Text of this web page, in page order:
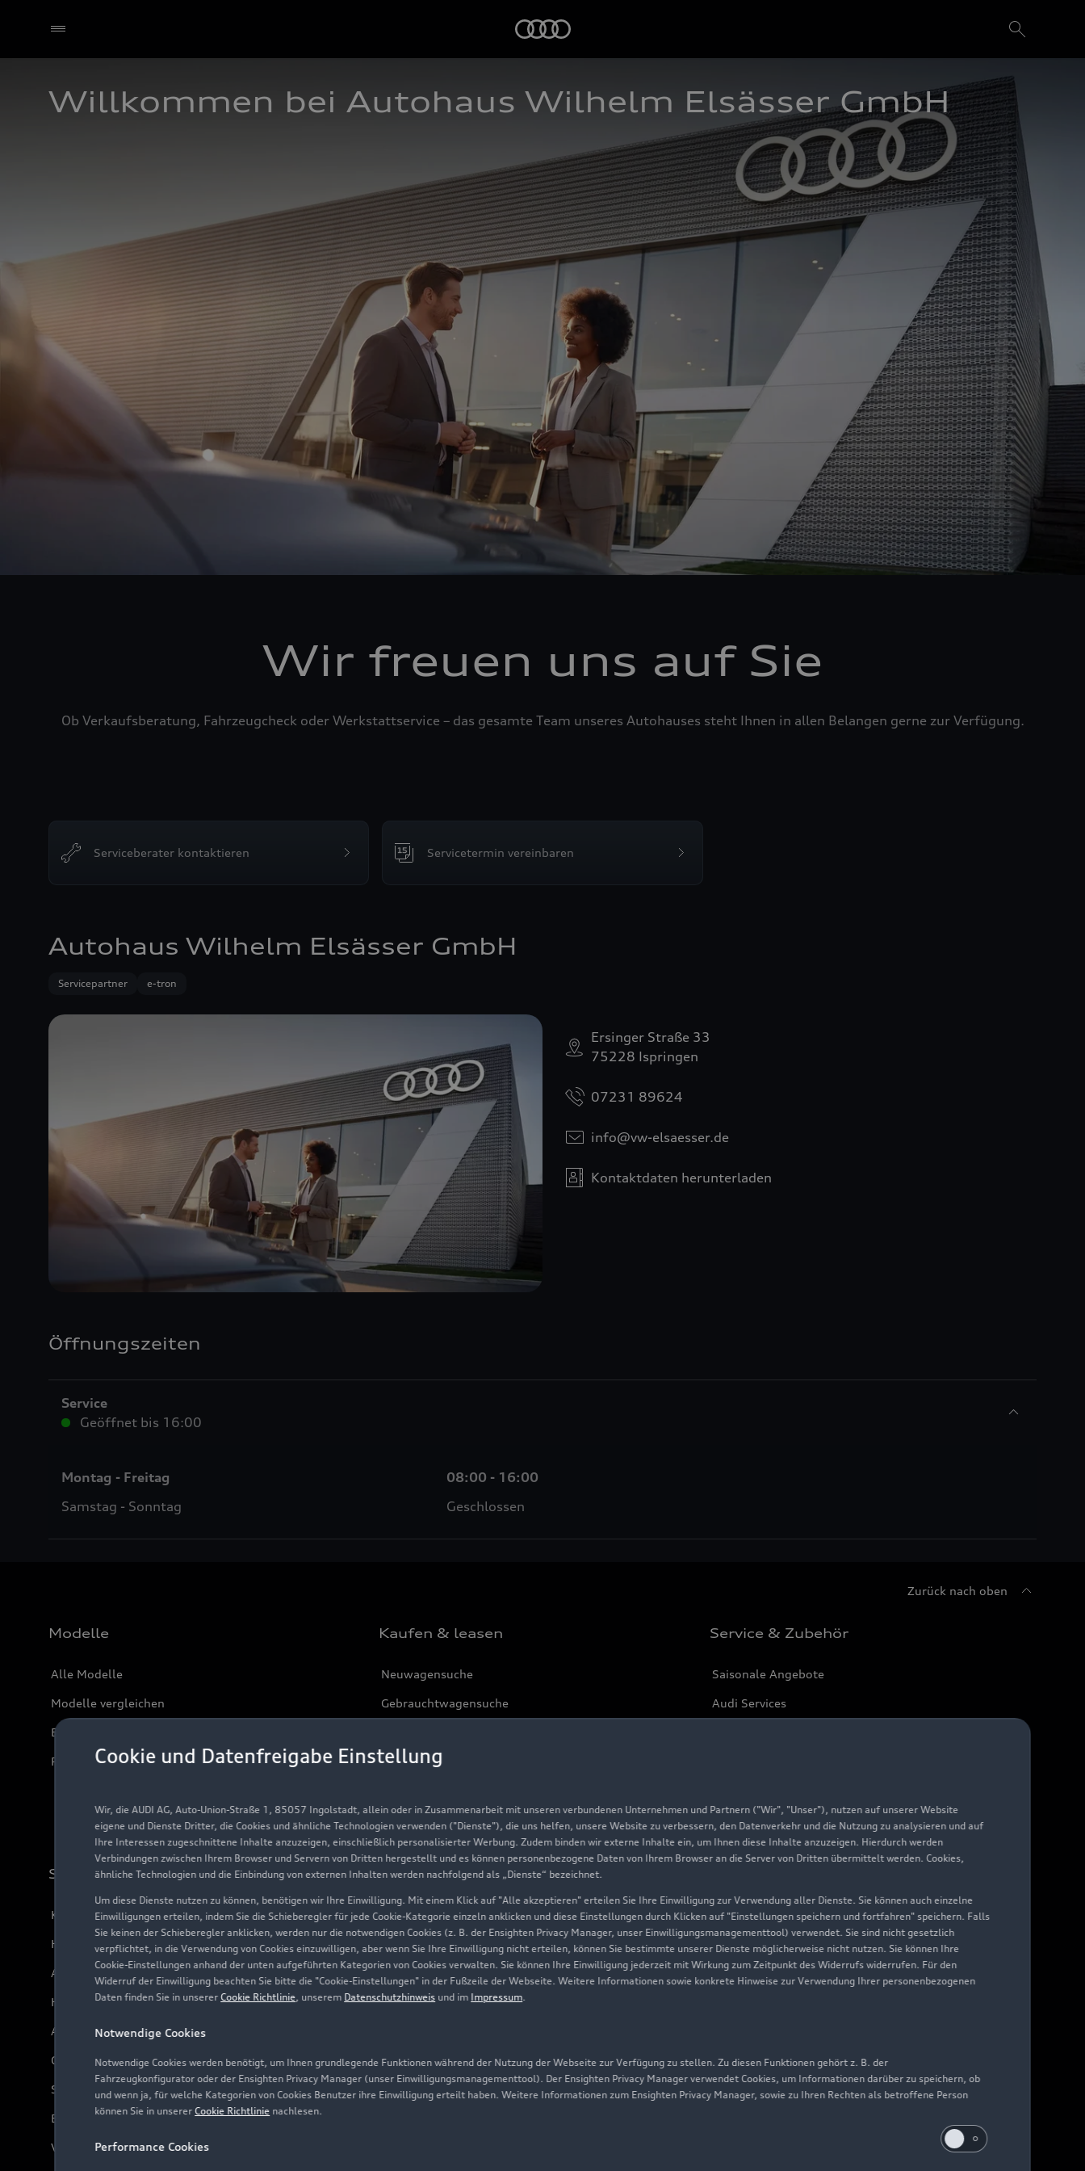
Cookie und Datenfreigabe Einstellung
Wir, die AUDI AG, Auto-Union-Straße 1, 85057 Ingolstadt, allein oder in Zusammenarbeit mit unseren verbundenen Unternehmen und Partnern ("Wir", "Unser"), nutzen auf unserer Website
eigene und Dienste Dritter, die Cookies und ähnliche Technologien verwenden ("Dienste"), die uns helfen, unsere Website zu verbessern, den Datenverkehr und die Nutzung zu analysieren und auf
Ihre Interessen zugeschnittene Inhalte anzuzeigen, einschließlich personalisierter Werbung. Zudem binden wir externe Inhalte ein, um Ihnen diese Inhalte anzuzeigen. Hierdurch werden
Verbindungen zwischen Ihrem Browser und Servern von Dritten hergestellt und es können personenbezogene Daten von Ihrem Browser an die Server von Dritten übermittelt werden. Cookies,
ähnliche Technologien und die Einbindung von externen Inhalten werden nachfolgend als „Dienste“ bezeichnet.
Um diese Dienste nutzen zu können, benötigen wir Ihre Einwilligung. Mit einem Klick auf "Alle akzeptieren" erteilen Sie Ihre Einwilligung zur Verwendung aller Dienste. Sie können auch einzelne
Einwilligungen erteilen, indem Sie die Schieberegler für jede Cookie-Kategorie einzeln anklicken und diese Einstellungen durch Klicken auf "Einstellungen speichern und fortfahren" speichern. Falls
Sie keinen der Schieberegler anklicken, werden nur die notwendigen Cookies (z. B. der Ensighten Privacy Manager, unser Einwilligungsmanagementtool) verwendet. Sie sind nicht gesetzlich
verpflichtet, in die Verwendung von Cookies einzuwilligen, aber wenn Sie Ihre Einwilligung nicht erteilen, können Sie bestimmte unserer Dienste möglicherweise nicht nutzen. Sie können Ihre
Cookie-Einstellungen anhand der unten aufgeführten Kategorien von Cookies verwalten. Sie können Ihre Einwilligung jederzeit mit Wirkung zum Zeitpunkt des Widerrufs widerrufen. Für den
Widerruf der Einwilligung beachten Sie bitte die "Cookie-Einstellungen" in der Fußzeile der Webseite. Weitere Informationen sowie konkrete Hinweise zur Verwendung Ihrer personenbezogenen
Daten finden Sie in unsererCookie Richtlinie, unserem Datenschutzhinweis und im Impressum.
Notwendige Cookies
Notwendige Cookies werden benötigt, um Ihnen grundlegende Funktionen während der Nutzung der Webseite zur Verfügung zu stellen. Zu diesen Funktionen gehört z. B. der
Fahrzeugkonfigurator oder der Ensighten Privacy Manager (unser Einwilligungsmanagementtool). Der Ensighten Privacy Manager verwendet Cookies, um Informationen darüber zu speichern, ob
und wenn ja, für welche Kategorien von Cookies Benutzer ihre Einwilligung erteilt haben. Weitere Informationen zum Ensighten Privacy Manager, sowie zu Ihren Rechten als betroffene Person
können Sie in unsererCookie Richtlinie nachlesen.
Performance Cookies
Willkommen bei Autohaus Wilhelm Elsässer GmbH
Wir freuen uns auf Sie
Ob Verkaufsberatung, Fahrzeugcheck oder Werkstattservice – das gesamte Team unseres Autohauses steht Ihnen in allen Belangen gerne zur Verfügung.
Serviceberater kontaktieren Servicetermin vereinbaren
Autohaus Wilhelm Elsässer GmbH
Servicepartner e-tron
Ersinger Straße 33
75228 Ispringen
07231 89624
info@vw-elsaesser.de
Kontaktdaten herunterladen
Öffnungszeiten
Service
Geöffnet bis 16:00
Montag - Freitag
08:00 - 16:00
Samstag - Sonntag
Geschlossen
Zurück nach oben
Modelle
Alle Modelle
Modelle vergleichen
Elektromodelle
Plug-in-Hybride
Kaufen & leasen
Neuwagensuche
Gebrauchtwagensuche
Finanzierung
Geschäftskunden
Service & Zubehör
Saisonale Angebote
Audi Services
Support
Kundenservice
Händlersuche
Audi Code
Häufige Fragen (FAQ)
Audi Online Beratung
Online-Terminvereinbarung
Servicekontakt
Bordbuch & Bedienungsanleitungen
Verträge kündigen
Über Audi
Unternehmen
Karriere
Investor Relations
Presse & Media Center
Audi erleben
Newsletter